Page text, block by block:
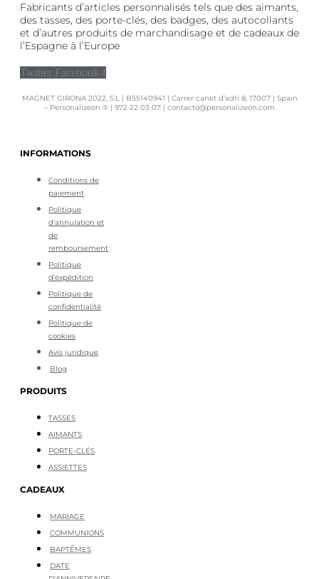
Fabricants d’articles personnalisés tels que des aimants,
des tasses, des porte-clés, des badges, des autocollants
et d’autres produits de marchandisage et de cadeaux de
l’Espagne à l’Europe
Twitter Facebook-f
MAGNET GIRONA 2022, S.L | B55140941 | Carrer canet d’adri 8, 17007 | Spain
– Personalizeon ® | 972 22 03 07 | contacto@personalizeon.com
INFORMATIONS
Conditions de
paiement
Politique
d'annulation et
de
remboursement
Politique
d'expédition
Politique de
confidentialité
Politique de
cookies
Avis juridique
Blog
PRODUITS
TASSES
AIMANTS
PORTE-CLÉS
ASSIETTES
CADEAUX
MARIAGE
COMMUNIONS
BAPTÊMES
DATE